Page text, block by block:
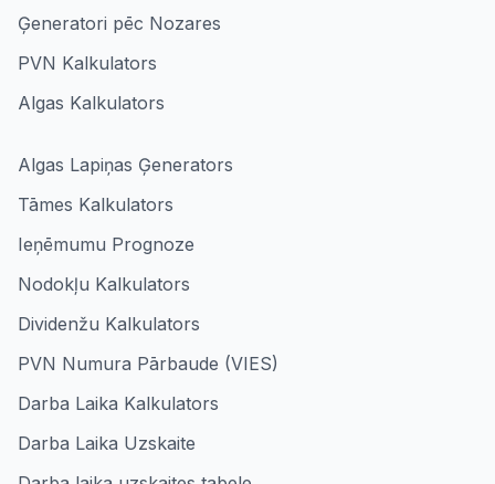
Ģeneratori pēc Nozares
PVN Kalkulators
Algas Kalkulators
Algas Lapiņas Ģenerators
Tāmes Kalkulators
Ieņēmumu Prognoze
Nodokļu Kalkulators
Dividenžu Kalkulators
PVN Numura Pārbaude (VIES)
Darba Laika Kalkulators
Darba Laika Uzskaite